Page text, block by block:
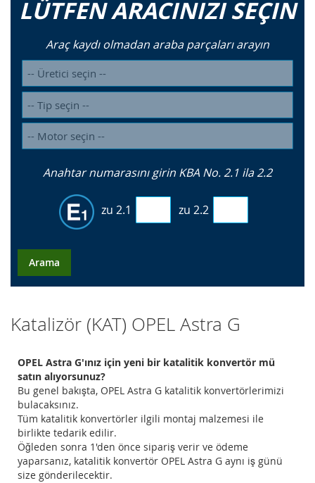
LÜTFEN ARACINIZI SEÇIN
Araç kaydı olmadan araba parçaları arayın
Anahtar numarasını girin KBA No. 2.1 ila 2.2
zu 2.1 zu 2.2
Arama
Katalizör (KAT) OPEL Astra G
OPEL Astra G'ınız için yeni bir katalitik konvertör mü
satın alıyorsunuz?
Bu genel bakışta, OPEL Astra G katalitik konvertörlerimizi
bulacaksınız.
Tüm katalitik konvertörler ilgili montaj malzemesi ile
birlikte tedarik edilir.
Öğleden sonra 1'den önce sipariş verir ve ödeme
yaparsanız, katalitik konvertör OPEL Astra G aynı iş günü
size gönderilecektir.